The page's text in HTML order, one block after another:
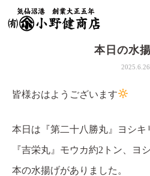
本日の水
2025.6.26
皆様おはようございます‪
本日は『第二十八勝丸』ヨシキ
『吉栄丸』モウカ約2トン、ヨ
本の水揚げがありました。
小野健商店について
魚問屋と港町の発展
土藏